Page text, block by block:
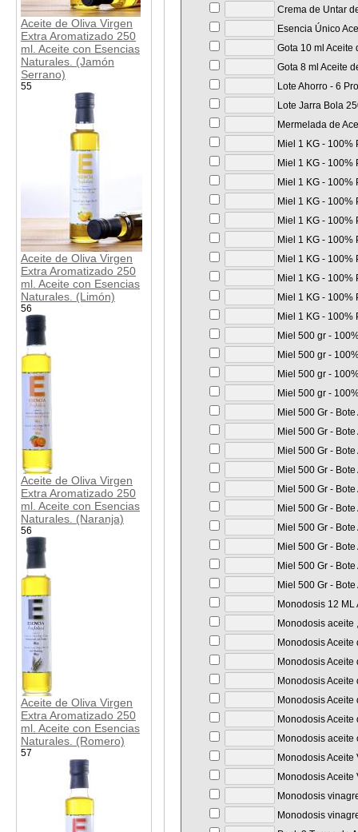
Aceite de Oliva Virgen
Extra Aromatizado 250
ml. Aceite con Esencias
Naturales. (Jamón
Serrano)
55
Aceite de Oliva Virgen
Extra Aromatizado 250
ml. Aceite con Esencias
Naturales. (Limón)
56
Aceite de Oliva Virgen
Extra Aromatizado 250
ml. Aceite con Esencias
Naturales. (Naranja)
56
Aceite de Oliva Virgen
Extra Aromatizado 250
ml. Aceite con Esencias
Naturales. (Romero)
57
Crema de Untar
Esencia Único
Gota 10 ml
Gota 8 ml Aceite
Lote Ahorro - 6
Lote Jarra Bola
Mermelada de
Miel 1 KG - 100%
Miel 1 KG - 100%
Miel 1 KG - 100%
Miel 1 KG - 100%
Miel 1 KG - 100%
Miel 1 KG - 100%
Miel 1 KG - 100%
Miel 1 KG - 100%
Miel 1 KG - 100%
Miel 1 KG - 100%
Miel 500 gr -
Miel 500 gr -
Miel 500 gr -
Miel 500 gr -
Miel 500 Gr -
Miel 500 Gr -
Miel 500 Gr -
Miel 500 Gr -
Miel 500 Gr -
Miel 500 Gr -
Miel 500 Gr -
Miel 500 Gr -
Miel 500 Gr -
Miel 500 Gr -
Monodosis 12
Monodosis aceite
Monodosis
Monodosis
Monodosis
Monodosis
Monodosis
Monodosis aceite
Monodosis
Monodosis
Monodosis
Monodosis